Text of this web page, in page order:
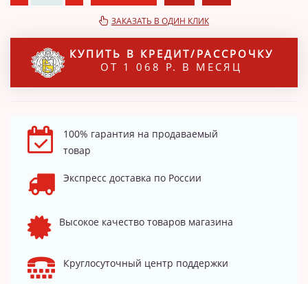
ЗАКАЗАТЬ В ОДИН КЛИК
КУПИТЬ В КРЕДИТ/РАССРОЧКУ
ОТ 1 068 Р. В МЕСЯЦ
100% гарантия на продаваемый
товар
Экспресс доставка по России
Высокое качество товаров магазина
Круглосуточный центр поддержки